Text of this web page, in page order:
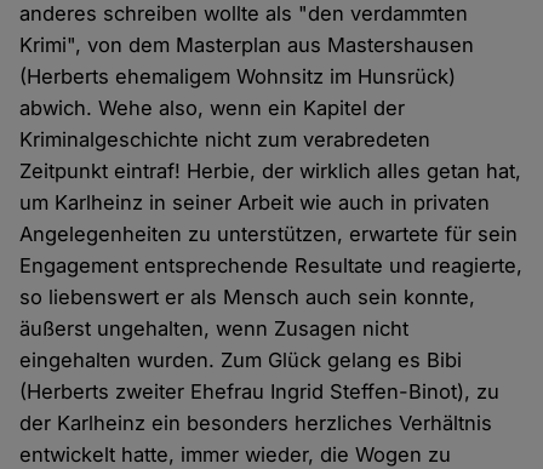
anderes schreiben wollte als "den verdammten
Krimi", von dem Masterplan aus Mastershausen
(Herberts ehemaligem Wohnsitz im Hunsrück)
abwich. Wehe also, wenn ein Kapitel der
Kriminalgeschichte nicht zum verabredeten
Zeitpunkt eintraf! Herbie, der wirklich alles getan hat,
um Karlheinz in seiner Arbeit wie auch in privaten
Angelegenheiten zu unterstützen, erwartete für sein
Engagement entsprechende Resultate und reagierte,
so liebenswert er als Mensch auch sein konnte,
äußerst ungehalten, wenn Zusagen nicht
eingehalten wurden. Zum Glück gelang es Bibi
(Herberts zweiter Ehefrau Ingrid Steffen-Binot), zu
der Karlheinz ein besonders herzliches Verhältnis
entwickelt hatte, immer wieder, die Wogen zu